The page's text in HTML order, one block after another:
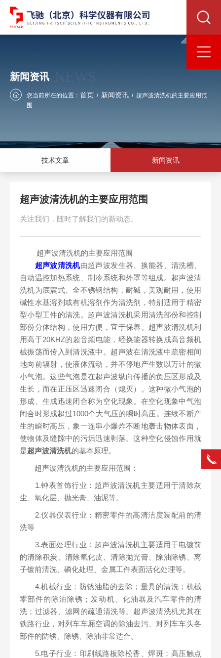
新闻资讯
您当前所在的位置： 首页 / 新闻资讯 / 超声波清洗机的主要应用范
围
技术文章 新闻资讯
超声波清洗机的主要应用范围
关注我们，随时了解我们的新动态。
超声波清洗机的主要应用范围
超声波清洗机由超声波发生器、换能器、清洗槽、
自动温控加热系统、制冷系统和外罩等组成。超声波清
洗机为底震式、全不锈钢结构，耐碱，美观耐用，使用
碱性水基溶剂或有机溶剂作为清洗剂，特别适用于精密
型小型工件的清洗。超声波清洗机采用清洗部份和控制
部份分体结构，使用方便，宜于保养。超声波清洗机利
用高于20KHZ的超音频电能，经换能器转换成高音频机
械振荡而传入到清洗液中。超声波在清洗液中疏密相间
地向前辐射，使液体流动，并不停地产生数以万计的微
小气泡。这些气泡是在超声波纵向传播的负压区形成及
生长，而在正压区迅速闭合（熄灭）。这种微小气泡的
形成、生成迅速闭合称为空化现象。在空化现象中气泡
闭合时形成超过1000个大气压的瞬时高压。连续不断产
生的瞬时高压，象一连串小爆炸不断地轰击物体表面，
使物体及缝隙中的污垢迅速剥落。这种空化侵蚀作用就
是超声波清洗机的基本原理。
超声波清洗机的主要应用范围：
1.钟表首饰行业：超声波清洗机主要适用于清除灰
尘、氧化层、抛光膏、油泥等。
2.仪器仪表行业：精密零件的高清洁度装配前的清
洗等
3.表面处理行业：超声波清洗机主要适用于电镀前
的清除积炭、清除氧化皮、清除抛光膏、除油除锈、离
子镀前清洗、磷化处理、金属工件表面活化处理等。
4.机械行业：防锈油脂的去除；量具的清洗；机械
零部件的除油除锈；发动机、化油器及汽车零件的清
洗；过滤器、滤网的疏通清洗等。超声波清洗机尤其在
铁路行业，对列车车厢空调的除油去污、对列车车头各
部件的防锈、除锈、除油非常适合。
5.电子行业：印刷线路板除松香、焊斑；高压触点